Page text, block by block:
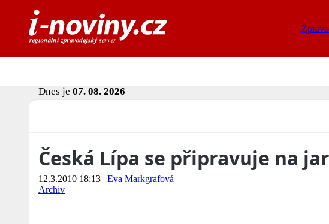
Dnes je 07. 08. 2026
Česká Lípa se připravuje na
12.3.2010 18:13 | Eva Markgrafová
Archiv